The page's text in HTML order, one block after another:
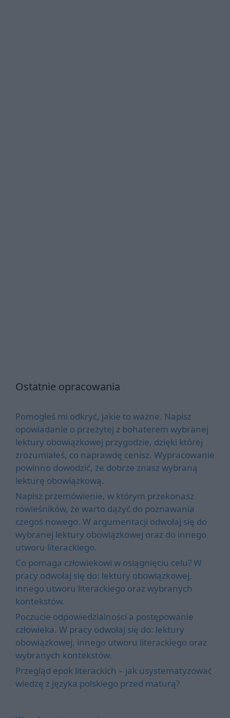
Ostatnie opracowania
Pomogłeś mi odkryć, jakie to ważne. Napisz
opowiadanie o przeżytej z bohaterem wybranej
lektury obowiązkowej przygodzie, dzięki której
zrozumiałeś, co naprawdę cenisz. Wypracowanie
powinno dowodzić, że dobrze znasz wybraną
lekturę obowiązkową.
Napisz przemówienie, w którym przekonasz
rówieśników, że warto dążyć do poznawania
czegoś nowego. W argumentacji odwołaj się do
wybranej lektury obowiązkowej oraz do innego
utworu literackiego.
Co pomaga człowiekowi w osiągnięciu celu? W
pracy odwołaj się do: lektury obowiązkowej,
innego utworu literackiego oraz wybranych
kontekstów.
Poczucie odpowiedzialności a postępowanie
człowieka. W pracy odwołaj się do: lektury
obowiązkowej, innego utworu literackiego oraz
wybranych kontekstów.
Przegląd epok literackich – jak usystematyzować
wiedzę z języka polskiego przed maturą?